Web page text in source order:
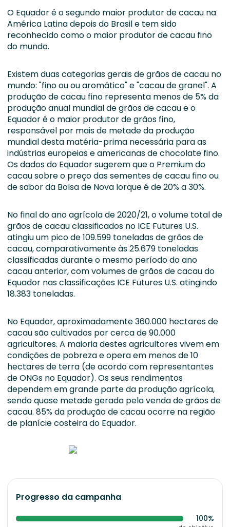
O Equador é o segundo maior produtor de cacau na
América Latina depois do Brasil e tem sido
reconhecido como o maior produtor de cacau fino
do mundo.
Existem duas categorias gerais de grãos de cacau no
mundo: "fino ou ou aromático" e "cacau de granel". A
produção de cacau fino representa menos de 5% da
produção anual mundial de grãos de cacau e o
Equador é o maior produtor de grãos fino,
responsável por mais de metade da produção
mundial desta matéria-prima necessária para as
indústrias europeias e americanas de chocolate fino.
Os dados do Equador sugerem que o Premium do
cacau sobre o preço das sementes de cacau fino ou
de sabor da Bolsa de Nova Iorque é de 20% a 30%.
No final do ano agrícola de 2020/21, o volume total de
grãos de cacau classificados no ICE Futures U.S.
atingiu um pico de 109.599 toneladas de grãos de
cacau, comparativamente às 25.679 toneladas
classificadas durante o mesmo período do ano
cacau anterior, com volumes de grãos de cacau do
Equador nas classificações ICE Futures U.S. atingindo
18.383 toneladas.
No Equador, aproximadamente 360.000 hectares de
cacau são cultivados por cerca de 90.000
agricultores. A maioria destes agricultores vivem em
condições de pobreza e opera em menos de 10
hectares de terra (de acordo com representantes
de ONGs no Equador). Os seus rendimentos
dependem em grande parte da produção agrícola,
sendo quase metade gerada pela venda de grãos de
cacau. 85% da produção de cacau ocorre na região
de planície costeira do Equador.
Progresso da campanha
100%